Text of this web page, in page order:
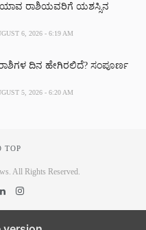
ಯಾವ ರಾಶಿಯವರಿಗೆ ಯಶಸ್ಸಿನ
6, 2026 - 6:19 AM
ದಿನ ಹೇಗಿರಲಿದೆ? ಸಂಪೂರ್ಣ
5, 2026 - 6:20 AM
TOP
All Rights Reserved.